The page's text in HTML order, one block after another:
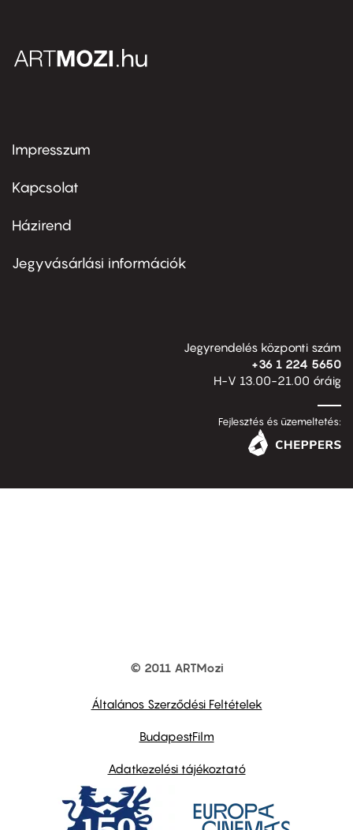
Footer
first
Impresszum
Kapcsolat
Footer
second
Házirend
Jegyvásárlási információk
Jegyrendelés központi szám
+36 1 224 5650
H-V 13.00-21.00 óráig
Fejlesztés és üzemeltetés:
© 2011 ARTMozi
Általános Szerződési Feltételek
BudapestFilm
Adatkezelési tájékoztató